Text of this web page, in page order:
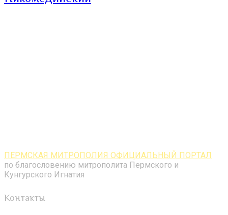
ПЕРМСКАЯ МИТРОПОЛИЯ ОФИЦИАЛЬНЫЙ ПОРТАЛ
по благословению митрополита Пермского и
Кунгурского Игнатия
Контакты